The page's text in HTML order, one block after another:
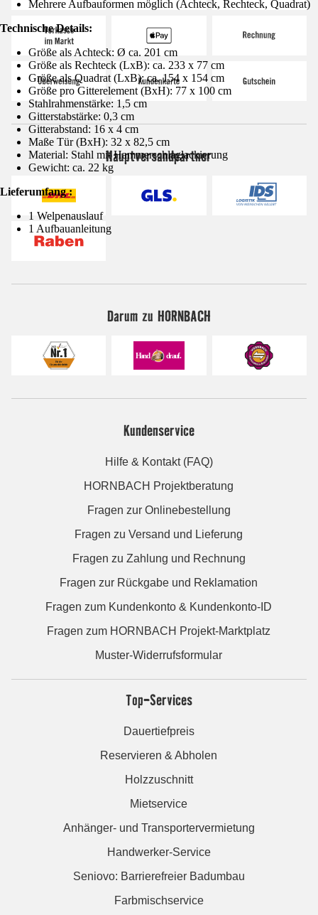
Mehrere Aufbauformen möglich (Achteck, Rechteck, Quadrat)
Technische Details:
Größe als Achteck: Ø ca. 201 cm
Größe als Rechteck (LxB): ca. 233 x 77 cm
Größe als Quadrat (LxB): ca. 154 x 154 cm
Größe pro Gitterelement (BxH): 77 x 100 cm
Stahlrahmenstärke: 1,5 cm
Gitterstabstärke: 0,3 cm
Gitterabstand: 16 x 4 cm
Maße Tür (BxH): 32 x 82,5 cm
Material: Stahl mit Hammerschlaglackierung
Gewicht: ca. 22 kg
Lieferumfang :
1 Welpenauslauf
1 Aufbauanleitung
Hauptversandpartner
Darum zu HORNBACH
Kundenservice
Hilfe & Kontakt (FAQ)
HORNBACH Projektberatung
Fragen zur Onlinebestellung
Fragen zu Versand und Lieferung
Fragen zu Zahlung und Rechnung
Fragen zur Rückgabe und Reklamation
Fragen zum Kundenkonto & Kundenkonto-ID
Fragen zum HORNBACH Projekt-Marktplatz
Muster-Widerrufsformular
Top-Services
Dauertiefpreis
Reservieren & Abholen
Holzzuschnitt
Mietservice
Anhänger- und Transportervermietung
Handwerker-Service
Seniovo: Barrierefreier Badumbau
Farbmischservice